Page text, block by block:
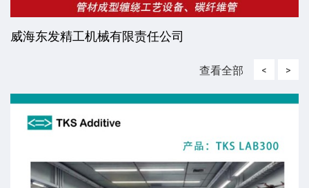
威海东发精工机械有限责任公司
查看全部 < >